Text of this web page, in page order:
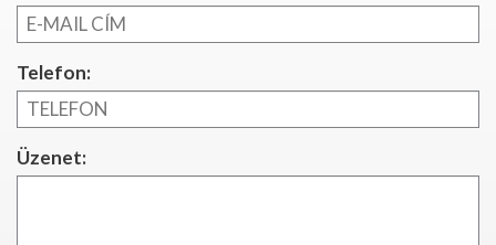
Telefon:
Üzenet: